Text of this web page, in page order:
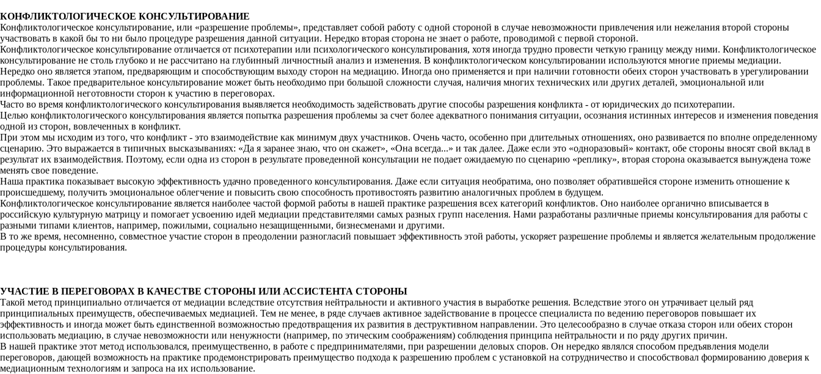
КОНФЛИКТОЛОГИЧЕСКОЕ КОНСУЛЬТИРОВАНИЕ
Конфликтологическое консультирование, или «разрешение проблемы», представляет собой работу с одной стороной в случае невозможности привлечения или нежелания второй стороны
участвовать в какой бы то ни было процедуре разрешения данной ситуации. Нередко вторая сторона не знает о работе, проводимой с первой стороной.
Конфликтологическое консультирование отличается от психотерапии или психологического консультирования, хотя иногда трудно провести четкую границу между ними. Конфликтологическое
консультирование не столь глубоко и не рассчитано на глубинный личностный анализ и изменения. В конфликтологическом консультировании используются многие приемы медиации.
Нередко оно является этапом, предваряющим и способствующим выходу сторон на медиацию. Иногда оно применяется и при наличии готовности обеих сторон участвовать в урегулировании
проблемы. Такое предварительное консультирование может быть необходимо при большой сложности случая, наличия многих технических или других деталей, эмоциональной или
информационной неготовности сторон к участию в переговорах.
Часто во время конфликтологического консультирования выявляется необходимость задействовать другие способы разрешения конфликта - от юридических до психотерапии.
Целью конфликтологического консультирования является попытка разрешения проблемы за счет более адекватного понимания ситуации, осознания истинных интересов и изменения поведения
одной из сторон, вовлеченных в конфликт.
При этом мы исходим из того, что конфликт - это взаимодействие как минимум двух участников. Очень часто, особенно при длительных отношениях, оно развивается по вполне определенному
сценарию. Это выражается в типичных высказываниях: «Да я заранее знаю, что он скажет», «Она всегда...» и так далее. Даже если это «одноразовый» контакт, обе стороны вносят свой вклад в
результат их взаимодействия. Поэтому, если одна из сторон в результате проведенной консультации не подает ожидаемую по сценарию «реплику», вторая сторона оказывается вынуждена тоже
менять свое поведение.
Наша практика показывает высокую эффективность удачно проведенного консультирования. Даже если ситуация необратима, оно позволяет обратившейся стороне изменить отношение к
происшедшему, получить эмоциональное облегчение и повысить свою способность противостоять развитию аналогичных проблем в будущем.
Конфликтологическое консультирование является наиболее частой формой работы в нашей практике разрешения всех категорий конфликтов. Оно наиболее органично вписывается в
российскую культурную матрицу и помогает усвоению идей медиации представителями самых разных групп населения. Нами разработаны различные приемы консультирования для работы с
разными типами клиентов, например, пожилыми, социально незащищенными, бизнесменами и другими.
В то же время, несомненно, совместное участие сторон в преодолении разногласий повышает эффективность этой работы, ускоряет разрешение проблемы и является желательным продолжение
процедуры консультирования.
УЧАСТИЕ В ПЕРЕГОВОРАХ В КАЧЕСТВЕ СТОРОНЫ ИЛИ АССИСТЕНТА СТОРОНЫ
Такой метод принципиально отличается от медиации вследствие отсутствия нейтральности и активного участия в выработке решения. Вследствие этого он утрачивает целый ряд
принципиальных преимуществ, обеспечиваемых медиацией. Тем не менее, в ряде случаев активное задействование в процессе специалиста по ведению переговоров повышает их
эффективность и иногда может быть единственной возможностью предотвращения их развития в деструктивном направлении. Это целесообразно в случае отказа сторон или обеих сторон
использовать медиацию, в случае невозможности или ненужности (например, по этическим соображениям) соблюдения принципа нейтральности и по ряду других причин.
В нашей практике этот метод использовался, преимущественно, в работе с предпринимателями, при разрешении деловых споров. Он нередко являлся способом предъявления модели
переговоров, дающей возможность на практике продемонстрировать преимущество подхода к разрешению проблем с установкой на сотрудничество и способствовал формированию доверия к
медиационным технологиям и запроса на их использование.